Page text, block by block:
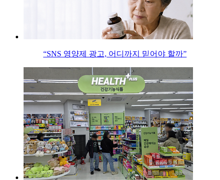
“SNS 영양제 광고, 어디까지 믿어야 할까”